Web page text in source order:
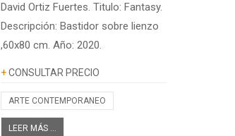
David Ortiz Fuertes. Titulo: Fantasy.
Descripción: Bastidor sobre lienzo
,60x80 cm. Año: 2020.
+ CONSULTAR PRECIO
ARTE CONTEMPORANEO
LEER MÁS ...